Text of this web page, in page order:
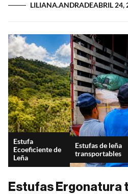
LILIANA.ANDRADEABRIL 24,
Estufa
Ecoeficiente de
Leña
Estufas de leña
transportables
Estufas Ergonatura